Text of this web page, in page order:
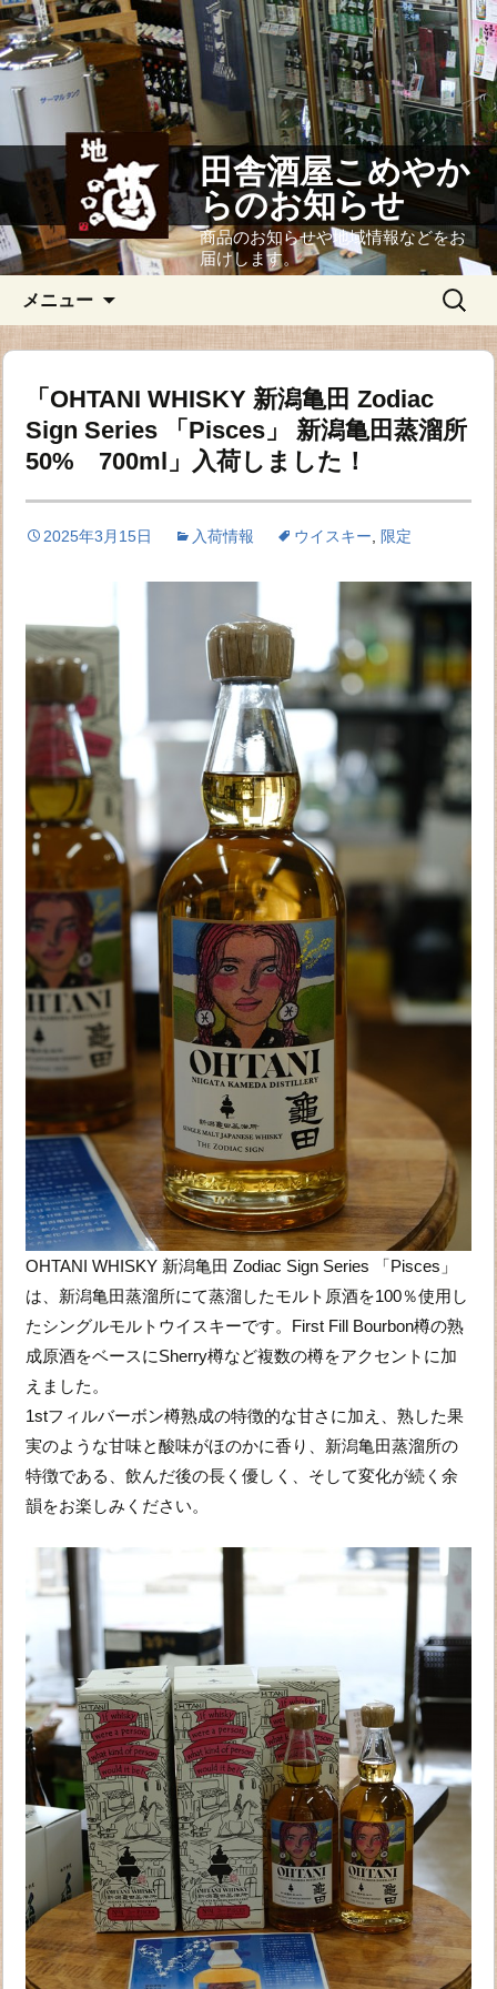
田舎酒屋こめやか
らのお知らせ
商品のお知らせや地域情報などをお
届けします。
メニュー
テ
ン
へ
ス
ッ
検
索:
「OHTANI WHISKY 新潟亀田 Zodiac
Sign Series 「Pisces」 新潟亀田蒸溜所
50% 700ml」入荷しました！
2025年3月15日 入荷情報 ウイスキー 限定
OHTANI WHISKY 新潟亀田 Zodiac Sign Series 「Pisces」
は、新潟亀田蒸溜所にて蒸溜したモルト原酒を100％使用し
たシングルモルトウイスキーです。First Fill Bourbon樽の熟
成原酒をベースにSherry樽など複数の樽をアクセントに加
えました。
1stフィルバーボン樽熟成の特徴的な甘さに加え、熟した果
実のような甘味と酸味がほのかに香り、新潟亀田蒸溜所の
特徴である、飲んだ後の長く優しく、そして変化が続く余
韻をお楽しみください。